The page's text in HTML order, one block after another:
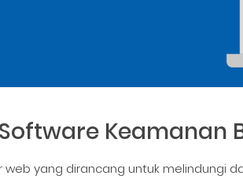
Keamanan
web yang dirancang untuk melindungi